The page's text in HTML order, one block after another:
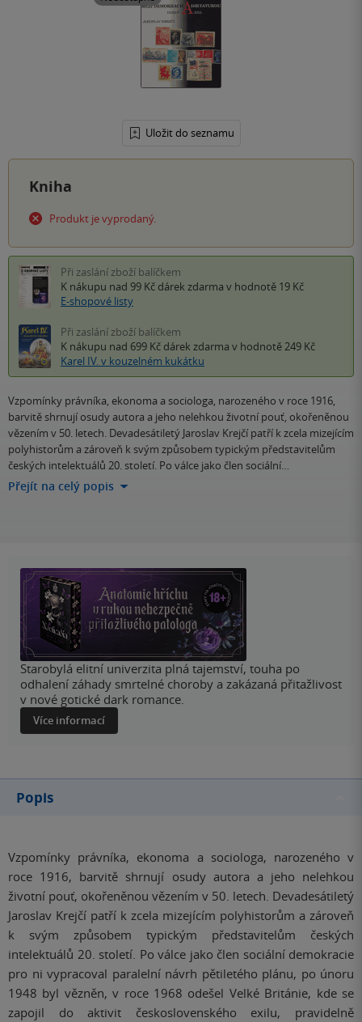
Uložit do seznamu
Kniha
Produkt je vyprodaný.
Při zaslání zboží balíčkem
K nákupu nad 99 Kč dárek zdarma v hodnotě 19 Kč
E-shopové listy
Při zaslání zboží balíčkem
K nákupu nad 699 Kč dárek zdarma v hodnotě 249 Kč
Karel IV. v kouzelném kukátku
Vzpomínky právníka, ekonoma a sociologa, narozeného v roce 1916,
barvitě shrnují osudy autora a jeho nelehkou životní pouť, okořeněnou
vězením v 50. letech. Devadesátiletý Jaroslav Krejčí patří k zcela mizejícím
polyhistorům a zároveň k svým způsobem typickým představitelům
českých intelektuálů 20. století. Po válce jako člen sociální…
Přejít na celý popis
Starobylá elitní univerzita plná tajemství, touha po
odhalení záhady smrtelné choroby a zakázaná přitažlivost
v nové gotické dark romance.
Více informací
Popis
Vzpomínky právníka, ekonoma a sociologa, narozeného v
roce 1916, barvitě shrnují osudy autora a jeho nelehkou
životní pouť, okořeněnou vězením v 50. letech. Devadesátiletý
Jaroslav Krejčí patří k zcela mizejícím polyhistorům a zároveň
k svým způsobem typickým představitelům českých
intelektuálů 20. století. Po válce jako člen sociální demokracie
pro ni vypracoval paralelní návrh pětiletého plánu, po únoru
1948 byl vězněn, v roce 1968 odešel Velké Británie, kde se
zapojil do aktivit československého exilu, pravidelně